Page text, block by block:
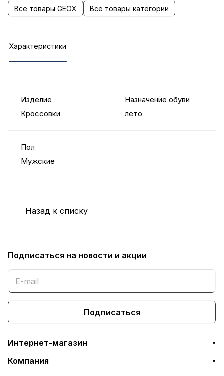
Все товары GEOX Все товары категории
Характеристики
Изделие
Кроссовки
Назначение обуви
лето
Пол
Мужские
Назад к списку
Подписаться на новости и акции
Подписаться
Интернет-магазин
Компания